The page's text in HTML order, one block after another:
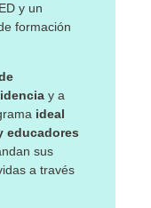
y un
formación
y a
ideal
educadores
sus
a través